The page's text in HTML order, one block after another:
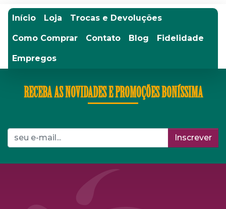
Início Loja Trocas e Devoluções
Como Comprar Contato Blog Fidelidade
Empregos
RECEBA AS NOVIDADES E PROMOÇÕES BONÍSSIMA
Inscrever